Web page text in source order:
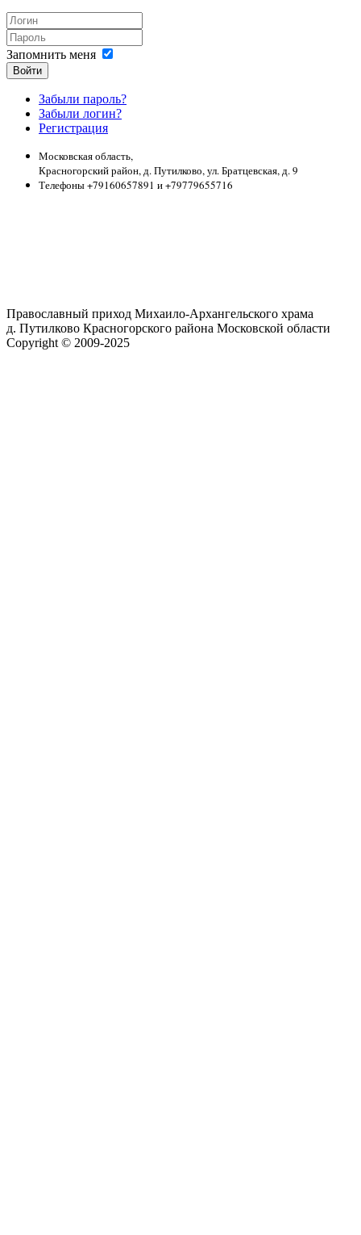
Запомнить меня
Войти
Забыли пароль?
Забыли логин?
Регистрация
Московская область,
Красногорский район, д. Путилково, ул. Братцевская, д. 9
Телефоны +79160657891 и +79779655716
Православный приход Михаило-Архангельского храма
д. Путилково Красногорского района Московской области
Copyright © 2009-2025